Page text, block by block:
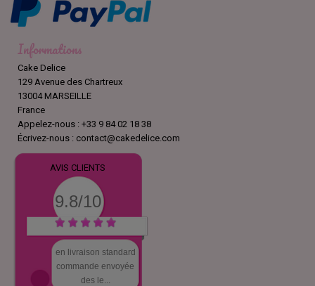
Informations
Cake Delice
129 Avenue des Chartreux
13004 MARSEILLE
France
Appelez-nous : +33 9 84 02 18 38
Écrivez-nous : contact@cakedelice.com
AVIS CLIENTS
9.8/10
en livraison standard
commande envoyée
des le...